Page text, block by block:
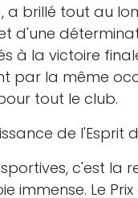
a brillé tout au
d'une
à la victoire
par la même
tout le club.
de l'Esprit
c'est la
Le Prix